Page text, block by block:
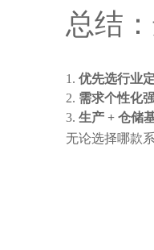
总结
优先选行业
需求个性化
生产 + 仓储
无论选择哪款